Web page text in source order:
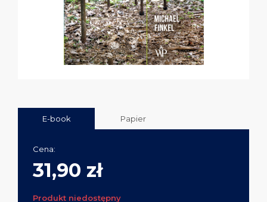
E-book Papier
Cena:
31,90 zł
Produkt niedostępny